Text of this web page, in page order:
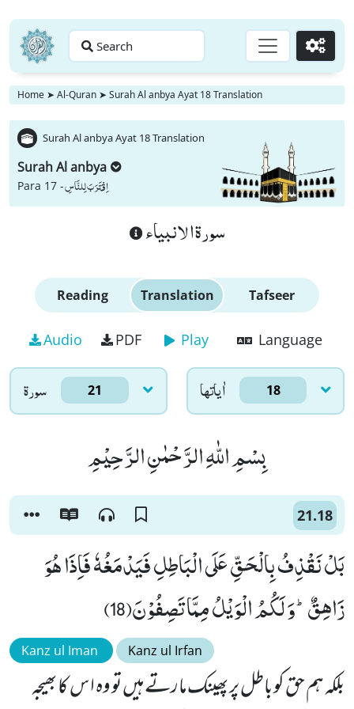
Search Go
Home ➤ Al-Quran ➤ Surah Al anbya Ayat 18 Translation
Surah Al anbya Ayat 18 Translation
Surah Al anbya
Para 17 -اِقْتَرَبَ لِلنَّاسِ
سورة الانبياء
Reading Translation Tafseer
Audio PDF Play Language
سورۃ 21 اٰياتها 18
بِسْمِ اللّٰهِ الرَّحْمٰنِ الرَّحِیْمِ
21.18
بَلْ نَقْذِفُ بِالْحَقِّ عَلَى الْبَاطِلِ فَیَدْمَغُهٗ فَاِذَا هُوَ
زَاهِقٌؕ-وَ لَكُمُ الْوَیْلُ مِمَّا تَصِفُوْنَ(18)
Kanz ul Iman Kanz ul Irfan
بلکہ ہم حق کو باطل پر پھینک مارتے ہیں تو وہ اس کا بھیجہ